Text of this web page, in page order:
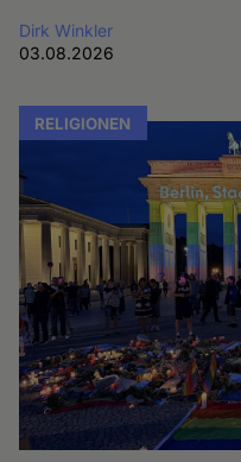
Dirk Winkler
03.08.2026
RELIGIONEN